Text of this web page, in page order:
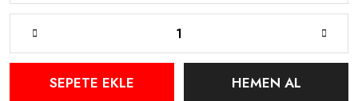
SEPETE EKLE HEMEN AL